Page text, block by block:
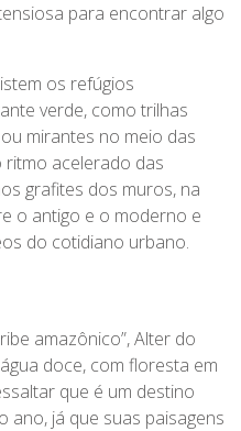
para encontrar algo
os refúgios
verde, como trilhas
mirantes no meio das
ritmo acelerado das
grafites dos muros, na
o antigo e o moderno e
do cotidiano urbano.
amazônico”, Alter do
doce, com floresta em
que é um destino
ano, já que suas paisagens